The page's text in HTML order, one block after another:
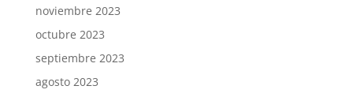
noviembre 2023
octubre 2023
septiembre 2023
agosto 2023